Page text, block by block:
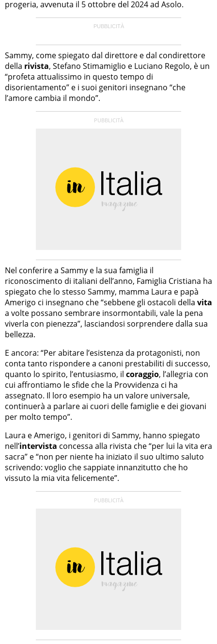
progeria, avvenuta il 5 ottobre del 2024 ad Asolo.
Sammy, come spiegato dal direttore e dal condirettore
della rivista, Stefano Stimamiglio e Luciano Regolo, è un
“profeta attualissimo in questo tempo di
disorientamento” e i suoi genitori insegnano “che
l’amore cambia il mondo”.
Nel conferire a Sammy e la sua famiglia il
riconoscimento di italiani dell’anno, Famiglia Cristiana ha
spiegato che lo stesso Sammy, mamma Laura e papà
Amerigo ci insegnano che “sebbene gli ostacoli della vita
a volte possano sembrare insormontabili, vale la pena
viverla con pienezza”, lasciandosi sorprendere dalla sua
bellezza.
E ancora: “Per abitare l’esistenza da protagonisti, non
conta tanto rispondere a canoni prestabiliti di successo,
quanto lo spirito, l’entusiasmo, il coraggio, l’allegria con
cui affrontiamo le sfide che la Provvidenza ci ha
assegnato. Il loro esempio ha un valore universale,
continuerà a parlare ai cuori delle famiglie e dei giovani
per molto tempo”.
Laura e Amerigo, i genitori di Sammy, hanno spiegato
nell’intervista concessa alla rivista che “per lui la vita era
sacra” e “non per niente ha iniziato il suo ultimo saluto
scrivendo: voglio che sappiate innanzitutto che ho
vissuto la mia vita felicemente”.